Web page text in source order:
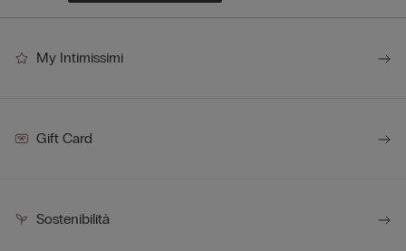
My Intimissimi
Gift Card
Sostenibilità